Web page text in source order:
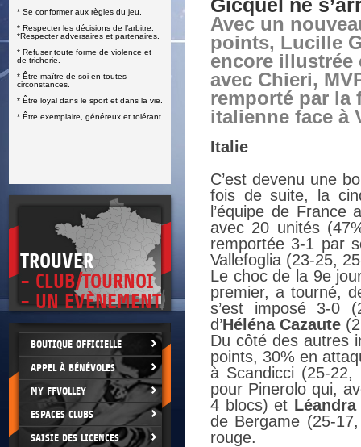
* Se conformer aux règles du jeu.
* Respecter les décisions de l’arbitre.
*Respecter adversaires et partenaires.
* Refuser toute forme de violence et
de tricherie.
* Être maître de soi en toutes
circonstances.
* Être loyal dans le sport et dans la vie.
* Être exemplaire, généreux et tolérant
TROUVER
- CLUB/TOURNOI
- UN EVÈNEMENT
BOUTIQUE OFFICIELLE
APPEL À BÉNÉVOLES
MY FFVOLLEY
ESPACES CLUBS
SAISIE DES LICENCES
Gicquel ne
Avec un
points, Lucille
encore illustrée
avec Chieri,
remporté par la
italienne face à
Italie
C’est devenu une
fois de suite, la
l’équipe de
avec 20 unités
remportée 3-1 par
Vallefoglia (23-25,
Le choc de la 9e
premier, a tourné,
s’est imposé 3-0
d’Héléna Cazaute
Du côté des autres
points, 30% en
à Scandicci (25-
pour Pinerolo qui,
4 blocs) et
de Bergame (25-
rouge.